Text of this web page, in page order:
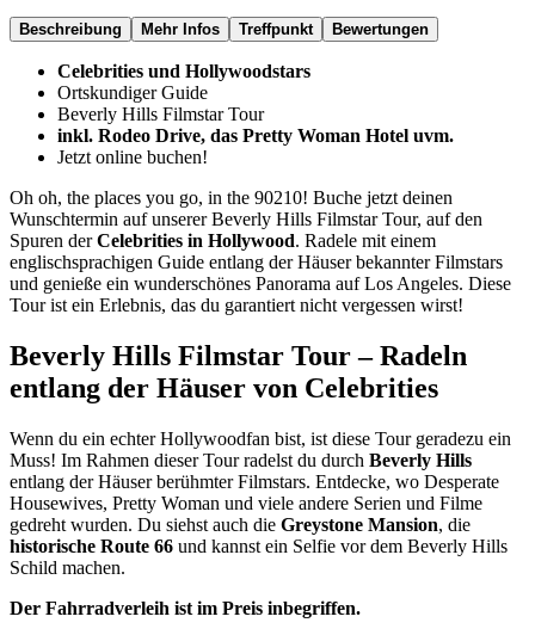
Beschreibung Mehr Infos Treffpunkt Bewertungen
Celebrities und Hollywoodstars
Ortskundiger Guide
Beverly Hills Filmstar Tour
inkl. Rodeo Drive, das Pretty Woman Hotel uvm.
Jetzt online buchen!
Oh oh, the places you go, in the 90210! Buche jetzt deinen
Wunschtermin auf unserer Beverly Hills Filmstar Tour, auf den
Spuren derCelebrities in Hollywood. Radele mit einem
englischsprachigen Guide entlang der Häuser bekannter Filmstars
und genieße ein wunderschönes Panorama auf Los Angeles. Diese
Tour ist ein Erlebnis, das du garantiert nicht vergessen wirst!
Beverly Hills Filmstar Tour – Radeln
entlang der Häuser von Celebrities
Wenn du ein echter Hollywoodfan bist, ist diese Tour geradezu ein
Muss! Im Rahmen dieser Tour radelst du durch Beverly Hills
entlang der Häuser berühmter Filmstars. Entdecke, wo Desperate
Housewives, Pretty Woman und viele andere Serien und Filme
gedreht wurden. Du siehst auch die Greystone Mansion, die
historische Route 66 und kannst ein Selfie vor dem Beverly Hills
Schild machen.
Der Fahrradverleih ist im Preis inbegriffen.